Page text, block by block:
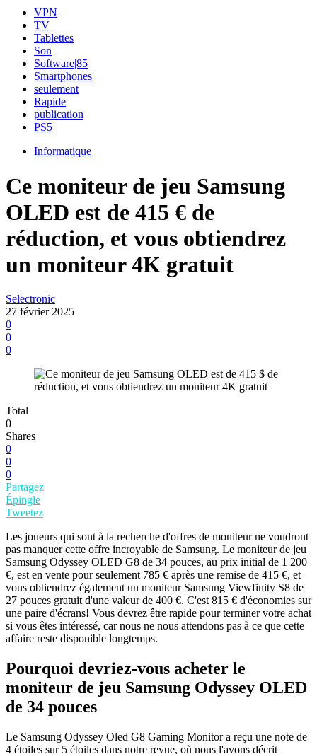
VPN
TV
Tablettes
Son
Software|85
Smartphones
seulement
Rapide
publication
PS5
Informatique
Ce moniteur de jeu Samsung
OLED est de 415 € de
réduction, et vous obtiendrez
un moniteur 4K gratuit
Selectronic
27 février 2025
0
0
0
Total
0
Shares
0
0
0
Partagez
Épingle
Tweetez
Les joueurs qui sont à la recherche d'offres de moniteur ne voudront
pas manquer cette offre incroyable de Samsung. Le moniteur de jeu
Samsung Odyssey OLED G8 de 34 pouces, au prix initial de 1 200
€, est en vente pour seulement 785 € après une remise de 415 €, et
vous obtiendrez également un moniteur Samsung Viewfinity S8 de
27 pouces gratuit d'une valeur de 400 €. C'est 815 € d'économies sur
une paire d'écrans! Vous devrez être rapide pour terminer votre achat
si vous êtes intéressé, car nous ne nous attendons pas à ce que cette
affaire reste disponible longtemps.
Pourquoi devriez-vous acheter le
moniteur de jeu Samsung Odyssey OLED
de 34 pouces
Le Samsung Odyssey Oled G8 Gaming Monitor a reçu une note de
4 étoiles sur 5 étoiles dans notre revue, où nous l'avons décrit